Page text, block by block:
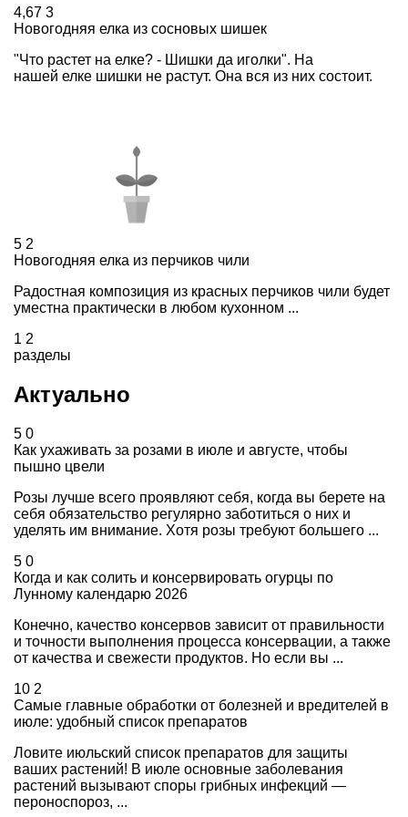
4,67 3
Новогодняя елка из сосновых шишек
"Что растет на елке? - Шишки да иголки". На
нашей елке шишки не растут. Она вся из них состоит.
5 2
Новогодняя елка из перчиков чили
Радостная композиция из красных перчиков чили будет
уместна практически в любом кухонном ...
1 2
разделы
Актуально
5 0
Как ухаживать за розами в июле и августе, чтобы
пышно цвели
Розы лучше всего проявляют себя, когда вы берете на
себя обязательство регулярно заботиться о них и
уделять им внимание. Хотя розы требуют большего ...
5 0
Когда и как солить и консервировать огурцы по
Лунному календарю 2026
Конечно, качество консервов зависит от правильности
и точности выполнения процесса консервации, а также
от качества и свежести продуктов. Но если вы ...
10 2
Самые главные обработки от болезней и вредителей в
июле: удобный список препаратов
Ловите июльский список препаратов для защиты
ваших растений! В июле основные заболевания
растений вызывают споры грибных инфекций —
пероноспороз, ...